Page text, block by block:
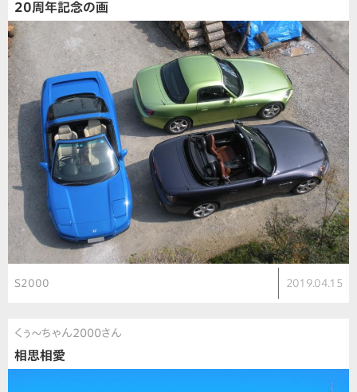
20周年記念の画
S2000 2019.04.15
くぅ〜ちゃん2000さん
相思相愛